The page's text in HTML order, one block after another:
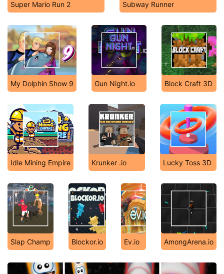
Super Mario Run 2 Subway Runner
My Dolphin Show 9 Gun Night.io Block Craft 3D
Idle Mining Empire Krunker .io Lucky Toss 3D
Slap Champ Blockor.io Ev.io AmongArena.io